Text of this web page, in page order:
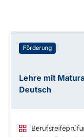
Förderung
Lehre mit
Deutsch